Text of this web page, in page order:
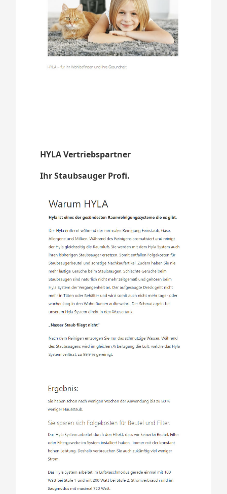
HYLA Vertriebspartner
Ihr Staubsauger Profi.